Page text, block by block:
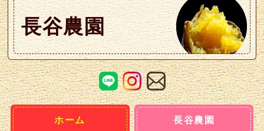
長谷農園
ホーム 長谷農園